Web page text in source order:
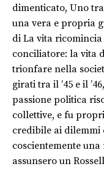
dimenticato, Uno
una vera e propria
di La vita
conciliatore: la vita
trionfare nella
girati tra il ’45 e il
passione politica
collettive, e fu
credibile ai dilemmi
coscientemente
assunsero un